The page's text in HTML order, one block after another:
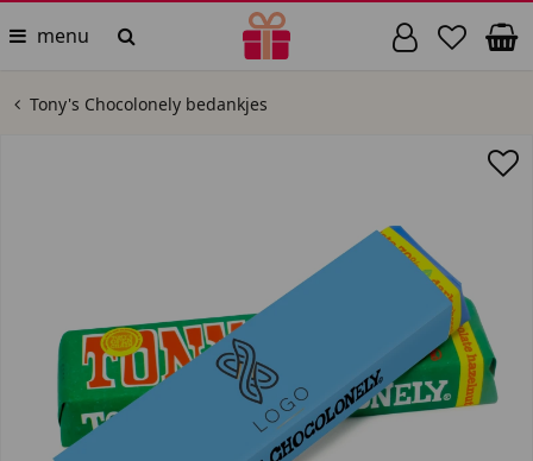
menu
Tony's Chocolonely bedankjes